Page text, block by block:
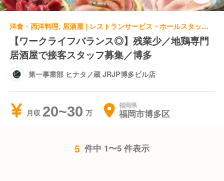
洋食・西洋料理, 居酒屋 | レストランサービス・ホールスタッフ | 第一事業部 ヒナタノ蔵 JRJP博多ビル店
【ワークライフバランス◎】残業少／地鶏専門
居酒屋で接客スタッフ募集／博多
第一事業部 ヒナタノ蔵 JRJP博多ビル店
月収 20~30 福岡県
福岡市博多区
5 件中 1〜5 件表示